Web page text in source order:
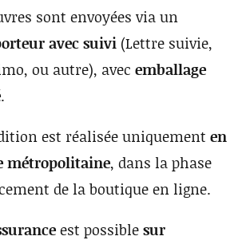
sont envoyées via un
avec suivi(Lettre suivie,
ou autre), avec emballage
.
est réalisée uniquement en
métropolitaine, dans la phase
de la boutique en ligne.
est possiblesur